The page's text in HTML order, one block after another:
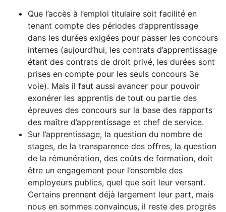
Que l’accès à l’emploi titulaire soit facilité en
tenant compte des périodes d’apprentissage
dans les durées exigées pour passer les concours
internes (aujourd’hui, les contrats d’apprentissage
étant des contrats de droit privé, les durées sont
prises en compte pour les seuls concours 3e
voie). Mais il faut aussi avancer pour pouvoir
exonérer les apprentis de tout ou partie des
épreuves des concours sur la base des rapports
des maître d’apprentissage et chef de service.
Sur l’apprentissage, la question du nombre de
stages, de la transparence des offres, la question
de la rémunération, des coûts de formation, doit
être un engagement pour l’ensemble des
employeurs publics, quel que soit leur versant.
Certains prennent déjà largement leur part, mais
nous en sommes convaincus, il reste des progrès